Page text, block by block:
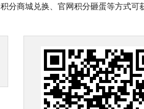
分商城兑换、官网积分砸蛋等方式可